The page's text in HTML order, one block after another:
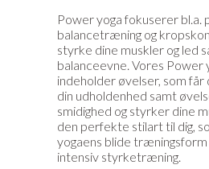
Power yoga fokuserer bl.a.
balancetræning og
styrke dine muskler og led
balanceevne. Vores Power
indeholder øvelser, som
din udholdenhed samt
smidighed og styrker dine
den perfekte stilart til dig,
yogaens blide
intensiv styrketræning.